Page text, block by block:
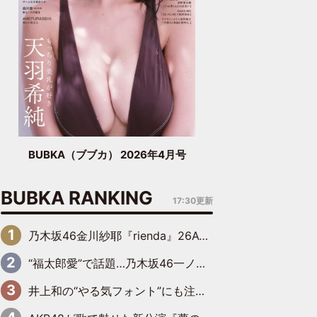
BUBKA（ブブカ） 2026年4月号
BUBKA RANKING 17:30更新
乃木坂46金川紗耶『rienda』26AW LOOKモデルに就任
“福太郎愛”で話題…乃木坂46一ノ瀬美空、地元福岡『めんべい25周年トップサポーター』に就任
井上和の“やる気フォント”にも注目 乃木坂46が挑んだ書道パフォーマンスの舞台裏